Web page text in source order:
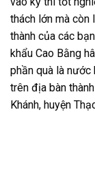
thách lớn mà
thành của các
khẩu Cao Bằng
phần quà là
trên địa bàn
Khánh, huyện